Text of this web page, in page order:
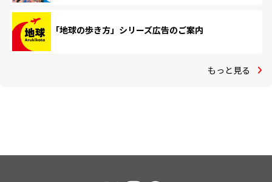
「地球の歩き方」シリーズ広告のご案内
もっと見る